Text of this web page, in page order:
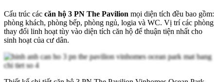
Cấu trúc các căn hộ 3 PN The Pavilion mọi diện tích đều bao gồm:
phòng khách, phòng bếp, phòng ngủ, logia và WC. Vị trí các phòng
thay đổi linh hoạt tùy vào diện tích căn hộ để thuận tiện nhất cho
sinh hoạt của cư dân.